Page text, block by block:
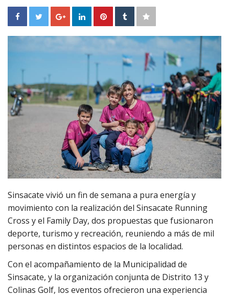
Sinsacate vivió un fin de semana a pura energía y
movimiento con la realización del Sinsacate Running
Cross y el Family Day, dos propuestas que fusionaron
deporte, turismo y recreación, reuniendo a más de mil
personas en distintos espacios de la localidad.
Con el acompañamiento de la Municipalidad de
Sinsacate, y la organización conjunta de Distrito 13 y
Colinas Golf, los eventos ofrecieron una experiencia